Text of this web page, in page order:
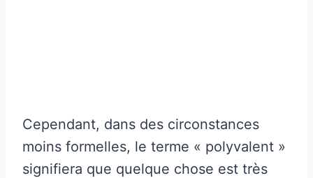
Cependant, dans des circonstances
moins formelles, le terme « polyvalent »
signifiera que quelque chose est très